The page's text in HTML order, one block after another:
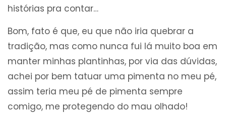
histórias pra contar…
Bom, fato é que, eu que não iria quebrar a
tradição, mas como nunca fui lá muito boa em
manter minhas plantinhas, por via das dúvidas,
achei por bem tatuar uma pimenta no meu pé,
assim teria meu pé de pimenta sempre
comigo, me protegendo do mau olhado!